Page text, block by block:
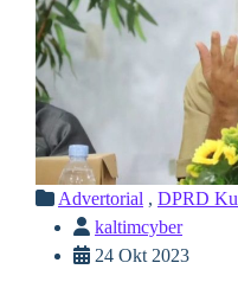
Advertorial , DPRD
kaltimcyber
24 Okt 2023